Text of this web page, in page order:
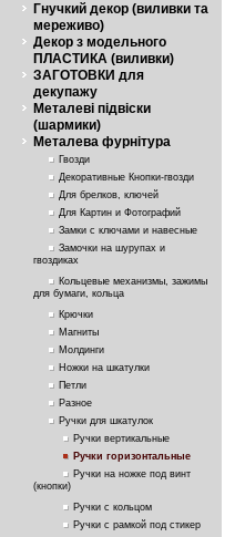
Гнучкий декор (виливки та
мереживо)
Декор з модельного
ПЛАСТИКА (виливки)
ЗАГОТОВКИ для
декупажу
Металеві підвіски
(шармики)
Металева фурнітура
Гвозди
Декоративные Кнопки-гвозди
Для брелков, ключей
Для Картин и Фотографий
Замки с ключами и навесные
Замочки на шурупах и
гвоздиках
Кольцевые механизмы, зажимы
для бумаги, кольца
Крючки
Магниты
Молдинги
Ножки на шкатулки
Петли
Разное
Ручки для шкатулок
Ручки вертикальные
Ручки горизонтальные
Ручки на ножке под винт
(кнопки)
Ручки с кольцом
Ручки с рамкой под стикер